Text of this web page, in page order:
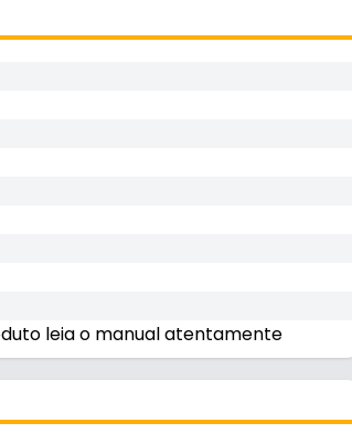
leia o manual atentamente